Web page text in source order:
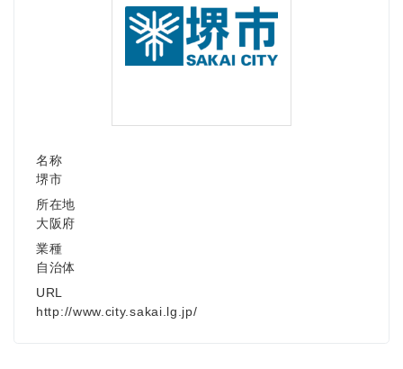
名称
堺市
所在地
大阪府
業種
自治体
URL
http://www.city.sakai.lg.jp/